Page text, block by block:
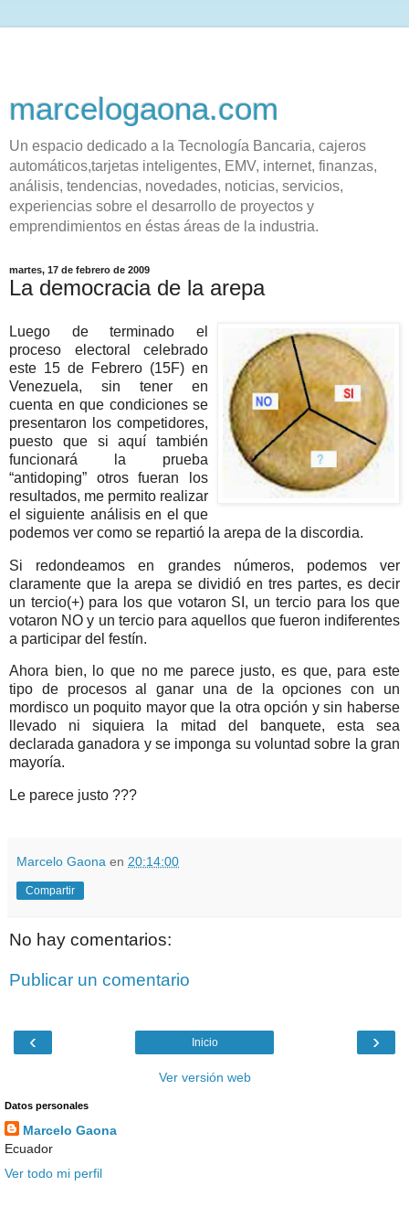
marcelogaona.com
Un espacio dedicado a la Tecnología Bancaria, cajeros
automáticos,tarjetas inteligentes, EMV, internet, finanzas,
análisis, tendencias, novedades, noticias, servicios,
experiencias sobre el desarrollo de proyectos y
emprendimientos en éstas áreas de la industria.
martes, 17 de febrero de 2009
La democracia de la arepa
Luego de terminado el
proceso electoral celebrado
este 15 de Febrero (15F) en
Venezuela, sin tener en
cuenta en que condiciones se
presentaron los competidores,
puesto que si aquí también
funcionará la prueba
“antidoping” otros fueran los
resultados, me permito realizar
el siguiente análisis en el que
podemos ver como se repartió la arepa de la discordia.
Si redondeamos en grandes números, podemos ver
claramente que la arepa se dividió en tres partes, es decir
un tercio(+) para los que votaron SI, un tercio para los que
votaron NO y un tercio para aquellos que fueron indiferentes
a participar del festín.
Ahora bien, lo que no me parece justo, es que, para este
tipo de procesos al ganar una de la opciones con un
mordisco un poquito mayor que la otra opción y sin haberse
llevado ni siquiera la mitad del banquete, esta sea
declarada ganadora y se imponga su voluntad sobre la gran
mayoría.
Le parece justo ???
Marcelo Gaona en 20:14:00
Compartir
No hay comentarios:
Publicar un comentario
‹ ›
Inicio
Ver versión web
Datos personales
Marcelo Gaona
Ecuador
Ver todo mi perfil